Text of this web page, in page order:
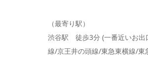
（最寄り駅）
渋谷駅 徒歩3分 (一番近いお出
線/京王井の頭線/東急東横線/東